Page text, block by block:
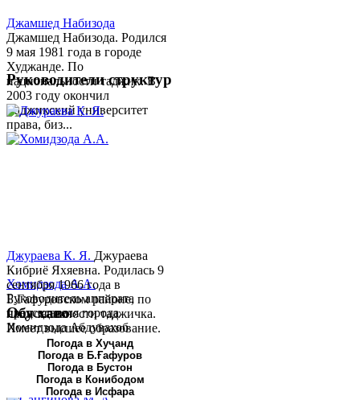
Джамшед Набизода
Джамшед Набизода. Родился
9 мая 1981 года в городе
Худжанде. По
национальности таджик. В
2003 году окончил
Таджикский университет
права, биз...
Хомидзода А.А.
Руководитель аппарата
председателя города
Хомидзода Абдувахоб
Абдумаджид родился 8
июня 1978 года в городе
Худжанде. По
национальности...
Руководители структур
Джураева К. Я. Джураева
Кибриё Яхяевна. Родилась 9
сентября 1966 года в
Б.Гафуровском районе, по
национальности таджичка.
Имеет высшее образование.
В 1997 ...
Обу хаво
Погода в Хуҷанд
Погода в Б.Ғафуров
Погода в Бустон
Погода в Конибодом
Погода в Исфара